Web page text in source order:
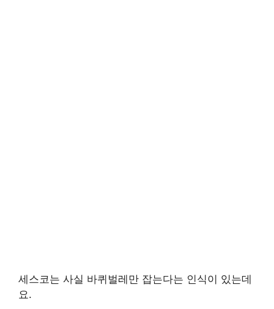
세스코는 사실 바퀴벌레만 잡는다는 인식이 있는데
요.